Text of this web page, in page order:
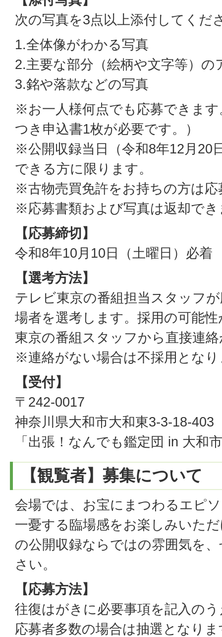
次の写真を3点以上添付してくだ
1.全体像がわかる写真
2.主要な部分（絵柄や文字等）の
3.銘や落款などの写真
※お一人様何点でも応募できま
つき申込書1枚が必要です。）
※公開収録当日（令和8年12月20
できる方に限ります。
※古物売買免許をお持ちの方は
※応募書類および写真は返却で
【応募締切】
令和8年10月10日（土曜日）必着
【選考方法】
テレビ東京の番組担当スタッフ
場者を選考します。採用の可能
東京の番組スタッフから直接連
※連絡がない場合は不採用とな
【受付】
〒242-0017
神奈川県大和市大和東3-3-18-403
「出張！なんでも鑑定団 in 大和
【観覧者】募集について
会場では、お宝にまつわるエピ
一憂する臨場感をお楽しみいた
の公開収録ならではの雰囲気を
さい。
【応募方法】
往復はがきに必要事項を記入の
応募者多数の場合は抽選となり